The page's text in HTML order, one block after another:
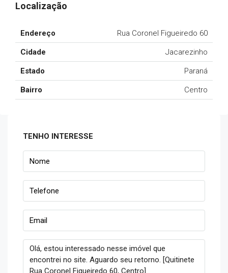
Localização
Endereço Rua Coronel Figueiredo 60
Cidade Jacarezinho
Estado Paraná
Bairro Centro
TENHO INTERESSE